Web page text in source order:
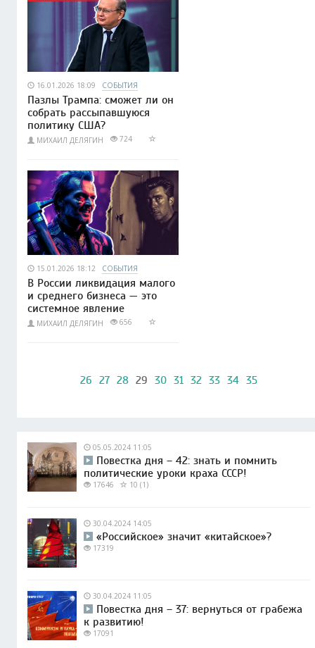
16.01.2026 18:09 СОБЫТИЯ
Пазлы Трампа: сможет ли он
собрать рассыпавшуюся
политику США?
МИХАИЛ ДЕЛЯГИН 724
15.01.2026 18:12 СОБЫТИЯ
В России ликвидация малого
и среднего бизнеса — это
системное явление
МИХАИЛ ДЕЛЯГИН 656
26 27 28 29 30 31 32 33 34 35
05.05.2024 11:05
Повестка дня – 42: знать и помнить
политические уроки краха СССР!
17646 10 (1)
30.04.2024 14:05
«Российское» значит «китайское»?
17319
30.04.2024 11:05
Повестка дня – 37: вернуться от грабежа
к развитию!
17091